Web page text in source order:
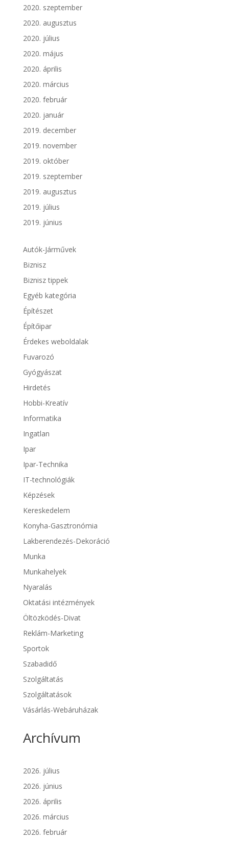
2020. szeptember
2020. augusztus
2020. július
2020. május
2020. április
2020. március
2020. február
2020. január
2019. december
2019. november
2019. október
2019. szeptember
2019. augusztus
2019. július
2019. június
Autók-Járművek
Biznisz
Biznisz tippek
Egyéb kategória
Építészet
Építőipar
Érdekes weboldalak
Fuvarozó
Gyógyászat
Hirdetés
Hobbi-Kreatív
Informatika
Ingatlan
Ipar
Ipar-Technika
IT-technológiák
Képzések
Kereskedelem
Konyha-Gasztronómia
Lakberendezés-Dekoráció
Munka
Munkahelyek
Nyaralás
Oktatási intézmények
Öltözködés-Divat
Reklám-Marketing
Sportok
Szabadidő
Szolgáltatás
Szolgáltatások
Vásárlás-Webáruházak
Archívum
2026. július
2026. június
2026. április
2026. március
2026. február